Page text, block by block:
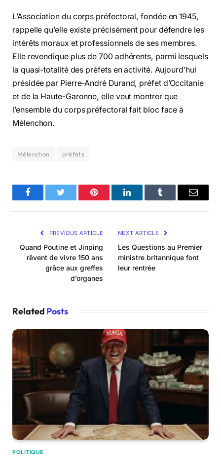
L’Association du corps préfectoral, fondée en 1945,
rappelle qu’elle existe précisément pour défendre les
intérêts moraux et professionnels de ses membres.
Elle revendique plus de 700 adhérents, parmi lesquels
la quasi-totalité des préfets en activité. Aujourd’hui
présidée par Pierre-André Durand, préfet d’Occitanie
et de la Haute-Garonne, elle veut montrer que
l’ensemble du corps préfectoral fait bloc face à
Mélenchon.
Mélenchon préfets
FacebookTwitter Pinterest LinkedInTumblr Email
PREVIOUS ARTICLE
Quand Poutine et Jinping
rêvent de vivre 150 ans
grâce aux greffes
d’organes
NEXT ARTICLE
Les Questions au Premier
ministre britannique font
leur rentrée
Related Posts
POLITIQUE